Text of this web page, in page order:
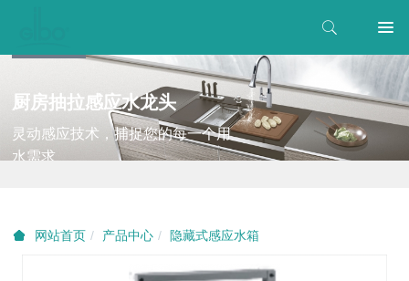
厨房抽拉感应水龙头
灵动感应技术，捕捉您的每一个用
水需求
网站首页 产品中心 隐藏式感应水箱